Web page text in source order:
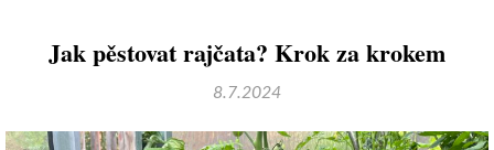
Jak pěstovat rajčata? Krok za krokem
8.7.2024